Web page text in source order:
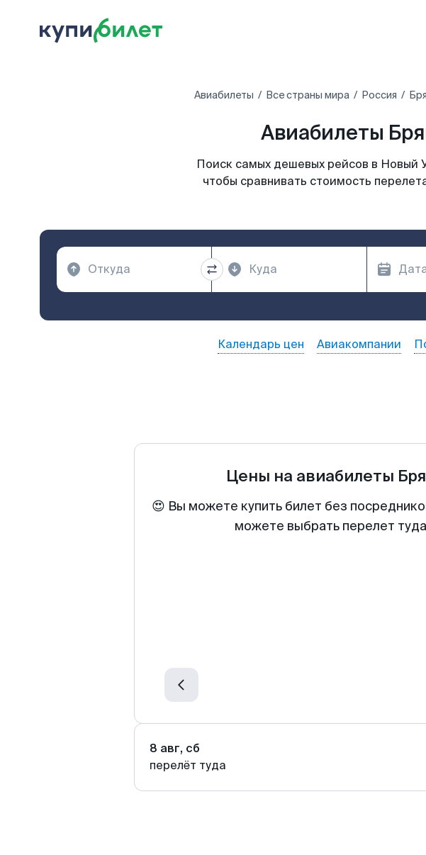
Авиабилеты Все страны мира Россия
Авиабилеты
Поиск самых дешевых рейсов в Новый
чтобы сравнивать стоимость
Календарь цен Авиакомпании
Цены на авиабилеты
😍 Вы можете купить билет без
можете выбрать перелет
8 авг, сб
перелёт туда